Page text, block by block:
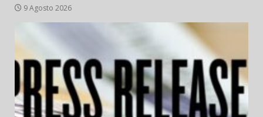
9 Agosto 2026